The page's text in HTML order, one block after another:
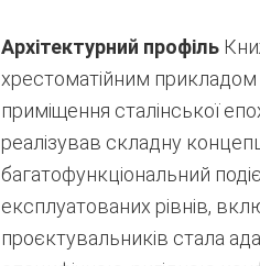
Архітектурний профіль
хрестоматійним прикладом
приміщення сталінської
реалізував складну
багатофункціональний
експлуатованих рівнів,
проєктувальників стала